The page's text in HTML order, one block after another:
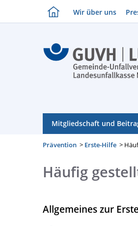
Wir über uns
Mitgliedschaft und
Prävention > Erste-Hilfe >
Häufig
Allgemeines zur